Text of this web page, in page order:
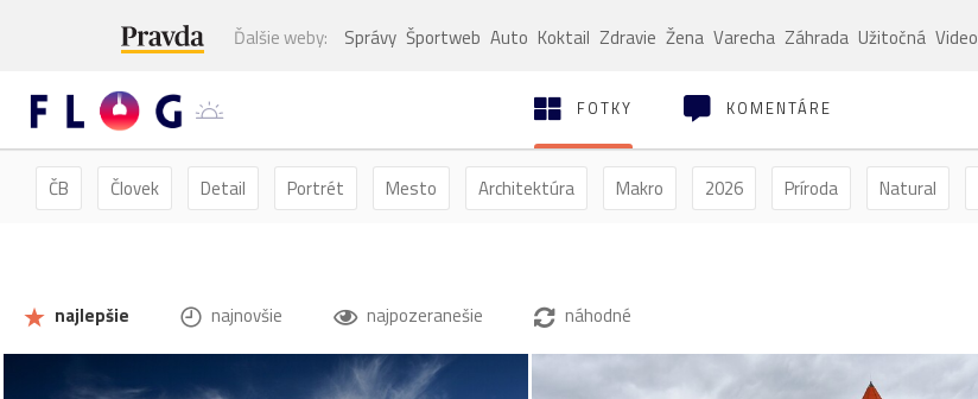
Ďalšie weby: Správy Športweb Auto Koktail Zdravie Žena Varecha Záhrada Užitočná Video
FOTKY KOMENTÁRE
ČB Človek Detail Portrét Mesto Architektúra Makro 2026 Príroda Natural
najlepšie najnovšie najpozeranešie náhodné